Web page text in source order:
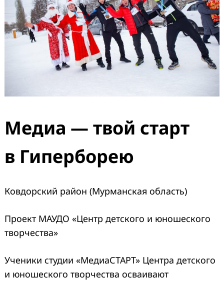
Медиа — твой старт
в Гиперборею
Ковдорский район (Мурманская область)
Проект МАУДО «Центр детского и юношеского
творчества»
Ученики студии «МедиаСТАРТ» Центра детского
и юношеского творчества осваивают